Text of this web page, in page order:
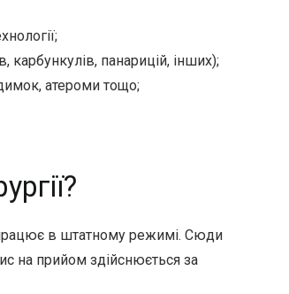
карбункулів, панарицій, інших);
атероми тощо;
працює в штатному режимі. Сюди
на прийом здійснюється за